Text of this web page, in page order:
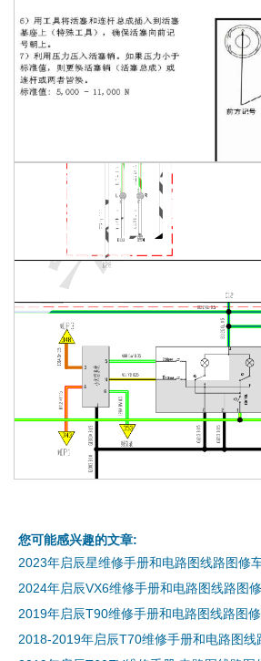
您可能感兴趣的文章:
2023年启辰星维修手册和电路图线路图修
2024年启辰VX6维修手册和电路图线路图
2019年启辰T90维修手册和电路图线路图
2018-2019年启辰T70维修手册和电路图线